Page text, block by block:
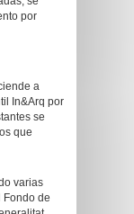
por
a
In&Arq por
se
que
varias
Fondo de